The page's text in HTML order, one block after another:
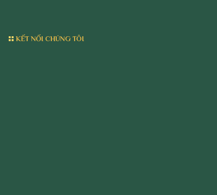
KẾT NỐI CHÚNG TÔI